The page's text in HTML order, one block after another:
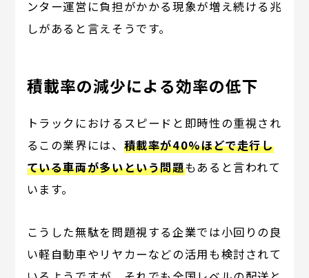
ンター運営に負担がかかる現象が増え続ける兆
しがあると言えそうです。
積載率の減少による効率の低下
トラックにおけるスピードと即時性の重視され
るこの業界には、 積載率が40%ほどで走行し
ている車両が多いという問題もあると言われて
います。
こうした無駄を問題視する企業では小回りの良
い軽自動車やリヤカーなどの活用も検討されて